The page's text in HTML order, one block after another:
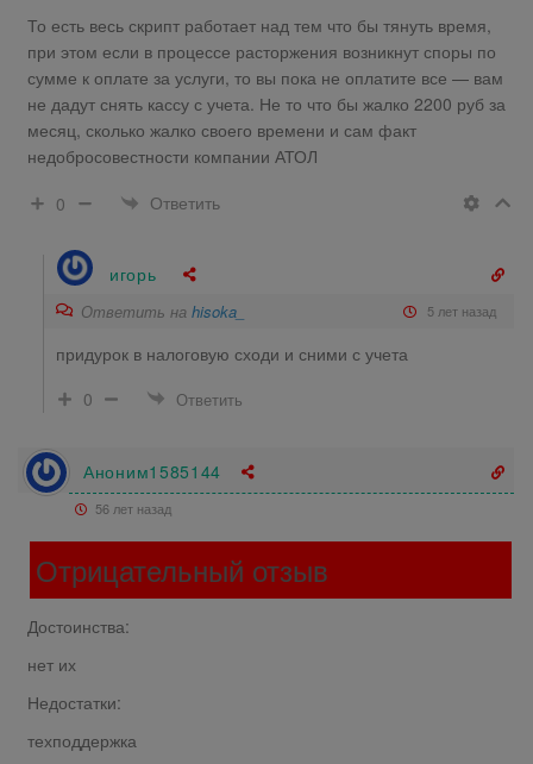
То есть весь скрипт работает над тем что бы тянуть время,
при этом если в процессе расторжения возникнут споры по
сумме к оплате за услуги, то вы пока не оплатите все — вам
не дадут снять кассу с учета. Не то что бы жалко 2200 руб за
месяц, сколько жалко своего времени и сам факт
недобросовестности компании АТОЛ
0
Ответить
игорь
Ответить на hisoka_ 5 лет назад
придурок в налоговую сходи и сними с учета
0
Ответить
Аноним1585144
56 лет назад
Отрицательный отзыв
Достоинства:
нет их
Недостатки:
техподдержка